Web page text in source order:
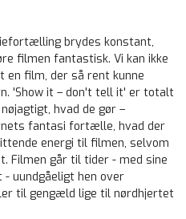
brydes konstant,
filmen fantastisk. Vi kan ikke
en film, der så rent kunne
'Show it – don't tell it' er totalt
hvad de gør –
fantasi fortælle, hvad der
energi til filmen, selvom
Filmen går til tider - med sine
uundgåeligt hen over
til gengæld lige til nørdhjertet